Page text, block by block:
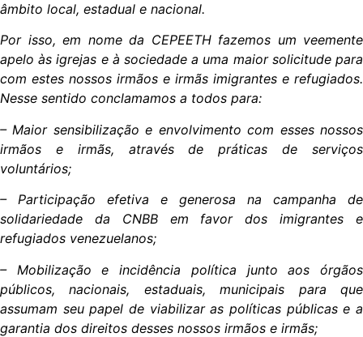
âmbito local, estadual e nacional.
Por isso, em nome da CEPEETH fazemos um veemente
apelo às igrejas e à sociedade a uma maior solicitude para
com estes nossos irmãos e irmãs imigrantes e refugiados.
Nesse sentido conclamamos a todos para:
– Maior sensibilização e envolvimento com esses nossos
irmãos e irmãs, através de práticas de serviços
voluntários;
– Participação efetiva e generosa na campanha de
solidariedade da CNBB em favor dos imigrantes e
refugiados venezuelanos;
– Mobilização e incidência política junto aos órgãos
públicos, nacionais, estaduais, municipais para que
assumam seu papel de viabilizar as políticas públicas e a
garantia dos direitos desses nossos irmãos e irmãs;